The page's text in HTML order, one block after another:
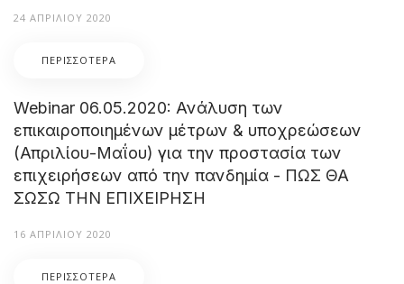
24 ΑΠΡΙΛΊΟΥ 2020
ΠΕΡΙΣΣΌΤΕΡΑ
Webinar 06.05.2020: Ανάλυση των
επικαιροποιημένων μέτρων & υποχρεώσεων
(Απριλίου-Μαΐου) για την προστασία των
επιχειρήσεων από την πανδημία - ΠΩΣ ΘΑ
ΣΩΣΩ ΤΗΝ ΕΠΙΧΕΙΡΗΣΗ
16 ΑΠΡΙΛΊΟΥ 2020
ΠΕΡΙΣΣΌΤΕΡΑ